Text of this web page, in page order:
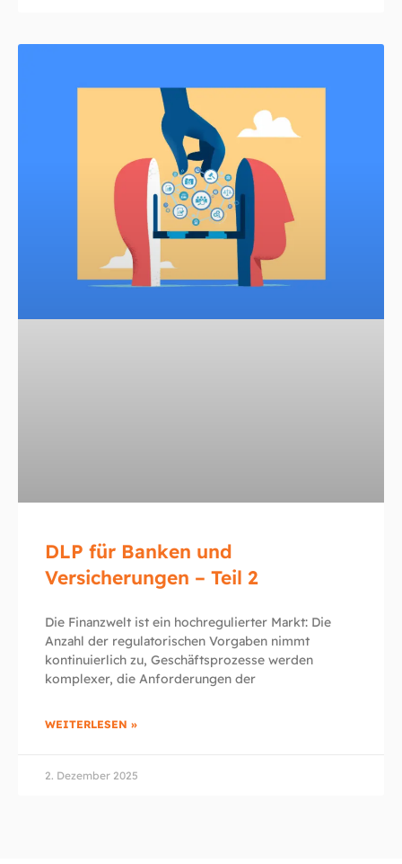
DLP für Banken und
Versicherungen – Teil 2
Die Finanzwelt ist ein hochregulierter Markt: Die
Anzahl der regulatorischen Vorgaben nimmt
kontinuierlich zu, Geschäftsprozesse werden
komplexer, die Anforderungen der
WEITERLESEN »
2. Dezember 2025